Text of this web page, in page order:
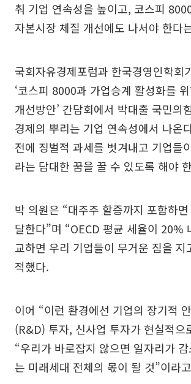
춰 기업 연속성을 높이고, 코스피
자본시장 체질 개선에도 나서야 한다
국회자유경제포럼과 한국경영인학회
‘코스피 8000과 가업승계 활성화를
개선방안’ 간담회에서 박대출 국민의
경제의 뿌리는 기업 연속성에서 나온
전에 징벌적 과세를 벗겨내고 기업들
라는 담대한 꿈을 꿀 수 있도록 해야
박 의원은 “대주주 할증까지 포함하
달한다”며 “OECD 평균 세율이 20%
교하면 우리 기업들이 무거운 짐을 지
적했다.
이어 “이런 환경에선 기업의 장기적
(R&D) 투자, 신사업 투자가 현실적으
“우리가 바로잡지 않으면 일자리가
는 미래세대 전체의 몫이 될 것”이라